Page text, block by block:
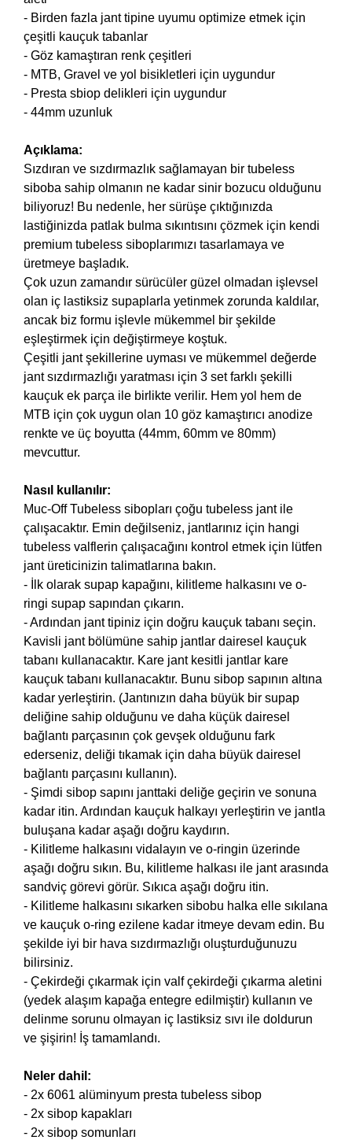
- Birden fazla jant tipine uyumu optimize etmek için
çeşitli kauçuk tabanlar
- Göz kamaştıran renk çeşitleri
- MTB, Gravel ve yol bisikletleri için uygundur
- Presta sbiop delikleri için uygundur
- 44mm uzunluk
Açıklama:
Sızdıran ve sızdırmazlık sağlamayan bir tubeless
siboba sahip olmanın ne kadar sinir bozucu olduğunu
biliyoruz! Bu nedenle, her sürüşe çıktığınızda
lastiğinizda patlak bulma sıkıntısını çözmek için kendi
premium tubeless siboplarımızı tasarlamaya ve
üretmeye başladık.
Çok uzun zamandır sürücüler güzel olmadan işlevsel
olan iç lastiksiz supaplarla yetinmek zorunda kaldılar,
ancak biz formu işlevle mükemmel bir şekilde
eşleştirmek için değiştirmeye koştuk.
Çeşitli jant şekillerine uyması ve mükemmel değerde
jant sızdırmazlığı yaratması için 3 set farklı şekilli
kauçuk ek parça ile birlikte verilir. Hem yol hem de
MTB için çok uygun olan 10 göz kamaştırıcı anodize
renkte ve üç boyutta (44mm, 60mm ve 80mm)
mevcuttur.
Nasıl kullanılır:
Muc-Off Tubeless sibopları çoğu tubeless jant ile
çalışacaktır. Emin değilseniz, jantlarınız için hangi
tubeless valflerin çalışacağını kontrol etmek için lütfen
jant üreticinizin talimatlarına bakın.
- İlk olarak supap kapağını, kilitleme halkasını ve o-
ringi supap sapından çıkarın.
- Ardından jant tipiniz için doğru kauçuk tabanı seçin.
Kavisli jant bölümüne sahip jantlar dairesel kauçuk
tabanı kullanacaktır. Kare jant kesitli jantlar kare
kauçuk tabanı kullanacaktır. Bunu sibop sapının altına
kadar yerleştirin. (Jantınızın daha büyük bir supap
deliğine sahip olduğunu ve daha küçük dairesel
bağlantı parçasının çok gevşek olduğunu fark
ederseniz, deliği tıkamak için daha büyük dairesel
bağlantı parçasını kullanın).
- Şimdi sibop sapını janttaki deliğe geçirin ve sonuna
kadar itin. Ardından kauçuk halkayı yerleştirin ve jantla
buluşana kadar aşağı doğru kaydırın.
- Kilitleme halkasını vidalayın ve o-ringin üzerinde
aşağı doğru sıkın. Bu, kilitleme halkası ile jant arasında
sandviç görevi görür. Sıkıca aşağı doğru itin.
- Kilitleme halkasını sıkarken sibobu halka elle sıkılana
ve kauçuk o-ring ezilene kadar itmeye devam edin. Bu
şekilde iyi bir hava sızdırmazlığı oluşturduğunuzu
bilirsiniz.
- Çekirdeği çıkarmak için valf çekirdeği çıkarma aletini
(yedek alaşım kapağa entegre edilmiştir) kullanın ve
delinme sorunu olmayan iç lastiksiz sıvı ile doldurun
ve şişirin! İş tamamlandı.
Neler dahil:
- 2x 6061 alüminyum presta tubeless sibop
- 2x sibop kapakları
- 2x sibop somunları